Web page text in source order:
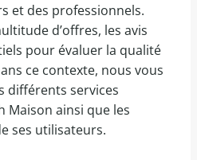
et des professionnels.
d’offres, les avis
pour évaluer la qualité
ce contexte, nous vous
différents services
Maison ainsi que les
ses utilisateurs.